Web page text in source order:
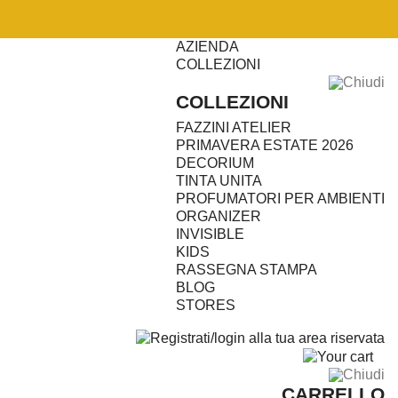
AZIENDA
COLLEZIONI
Chiudi
COLLEZIONI
FAZZINI ATELIER
PRIMAVERA ESTATE 2026
DECORIUM
TINTA UNITA
PROFUMATORI PER AMBIENTI
ORGANIZER
INVISIBLE
KIDS
RASSEGNA STAMPA
BLOG
STORES
Chiudi
CARRELLO